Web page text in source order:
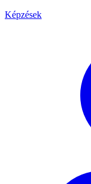
Képzések